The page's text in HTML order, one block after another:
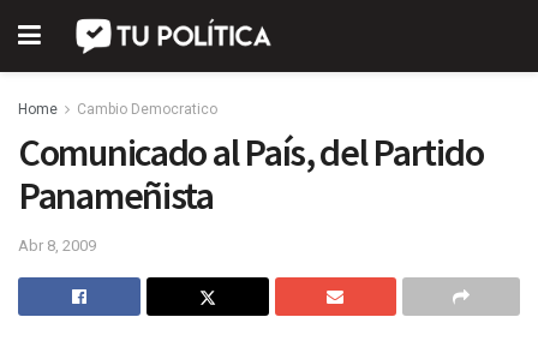
Home Cambio Democratico
Comunicado al País, del Partido
Panameñista
Abr 8, 2009